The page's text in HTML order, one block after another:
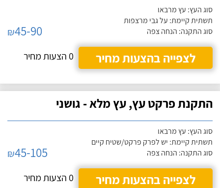
סוג העץ: עץ מרבאו
תשתית קיימת: על גבי מרצפות
סוג התקנה: הנחה צפה
₪45-90
לצפייה בהצעות מחיר
0 הצעות מחיר
התקנת פרקט עץ, עץ מלא - גושני
סוג העץ: עץ מרבאו
תשתית קיימת: יש לפרק פרקט/שטיח קיים
סוג התקנה: הנחה צפה
₪45-105
לצפייה בהצעות מחיר
0 הצעות מחיר